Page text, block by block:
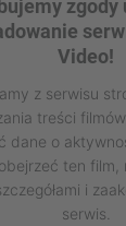
zgody
Video!
z serwisu
treści
dane o
ten film,
i
serwis.